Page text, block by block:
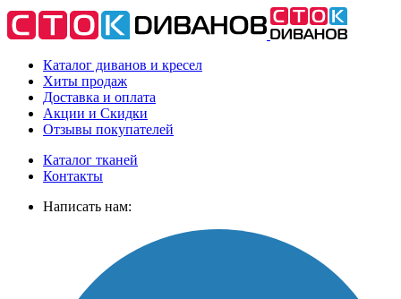
Каталог диванов и кресел
Хиты продаж
Доставка и оплата
Акции и Скидки
Отзывы покупателей
Каталог тканей
Контакты
Написать нам: